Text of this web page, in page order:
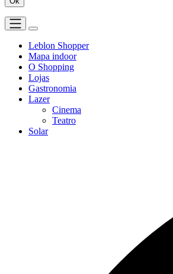
Leblon Shopper
Mapa indoor
O Shopping
Lojas
Gastronomia
Lazer
Cinema
Teatro
Solar